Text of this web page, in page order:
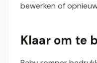
bewerken of
Klaar om te